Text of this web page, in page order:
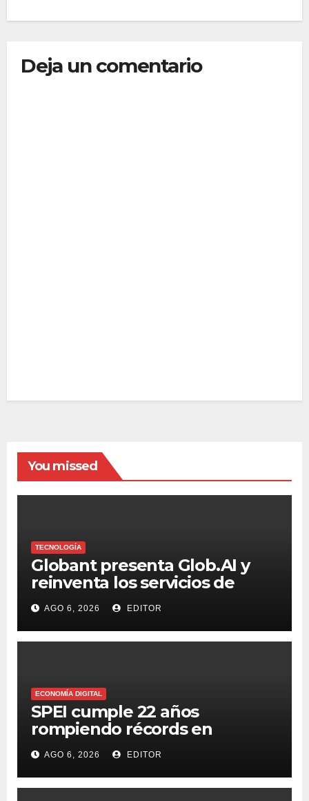
Deja un comentario
You missed
TECNOLOGÍA
Globant presenta Glob.AI y
reinventa los servicios de
tecnología para la era de la IA
AGO 6, 2026 EDITOR
ECONOMÍA DIGITAL
SPEI cumple 22 años
rompiendo récords en
transferencias y adopción
AGO 6, 2026 EDITOR